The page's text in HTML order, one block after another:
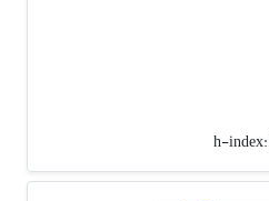
h-index: